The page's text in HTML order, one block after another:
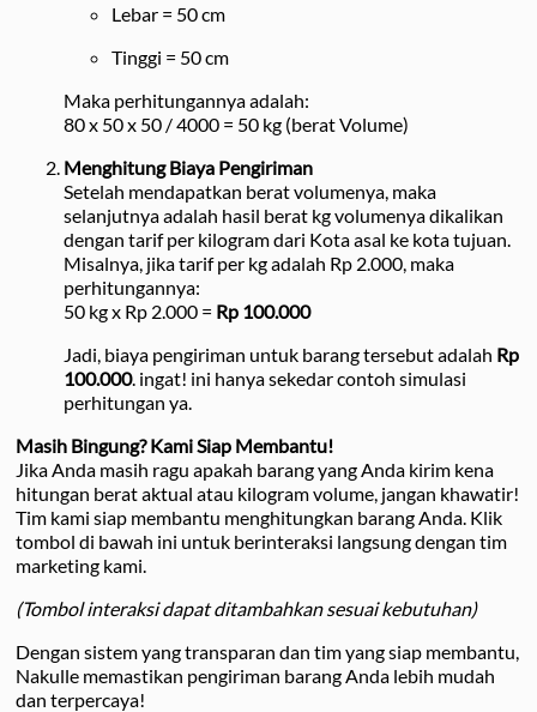
Lebar = 50 cm
Tinggi = 50 cm
Maka perhitungannya adalah:
80 x 50 x 50 / 4000 = 50 kg (berat Volume)
Menghitung Biaya Pengiriman
Setelah mendapatkan berat volumenya, maka
selanjutnya adalah hasil berat kg volumenya dikalikan
dengan tarif per kilogram dari Kota asal ke kota tujuan.
Misalnya, jika tarif per kg adalah Rp 2.000, maka
perhitungannya:
50 kg x Rp 2.000 = Rp 100.000
Jadi, biaya pengiriman untuk barang tersebut adalah Rp
100.000. ingat! ini hanya sekedar contoh simulasi
perhitungan ya.
Masih Bingung? Kami Siap Membantu!
Jika Anda masih ragu apakah barang yang Anda kirim kena
hitungan berat aktual atau kilogram volume, jangan khawatir!
Tim kami siap membantu menghitungkan barang Anda. Klik
tombol di bawah ini untuk berinteraksi langsung dengan tim
marketing kami.
(Tombol interaksi dapat ditambahkan sesuai kebutuhan)
Dengan sistem yang transparan dan tim yang siap membantu,
Nakulle memastikan pengiriman barang Anda lebih mudah
dan terpercaya!